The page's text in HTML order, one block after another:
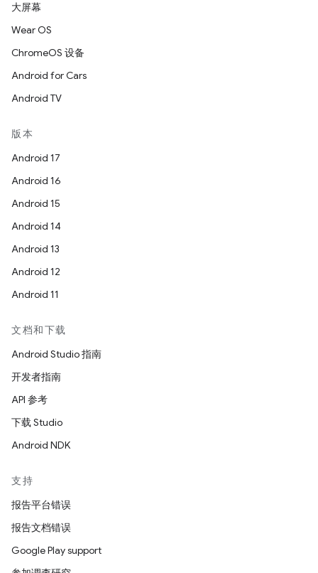
大屏幕
Wear OS
ChromeOS 设备
Android for Cars
Android TV
版本
Android 17
Android 16
Android 15
Android 14
Android 13
Android 12
Android 11
文档和下载
Android Studio 指南
开发者指南
API 参考
下载 Studio
Android NDK
支持
报告平台错误
报告文档错误
Google Play support